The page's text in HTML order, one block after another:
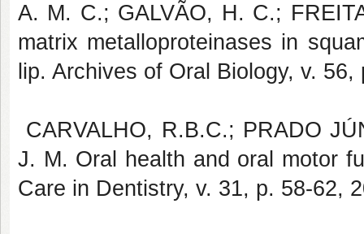
A. M. C.; GALVÃO, H. C.;
matrix metalloproteinases in
lip. Archives of Oral Biology, v. 56,
CARVALHO, R.B.C.; PRADO
J. M. Oral health and oral motor
Care in Dentistry, v. 31, p. 58-62,